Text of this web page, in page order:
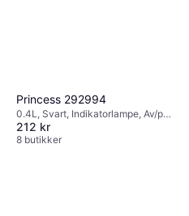
Princess 292994
0.4L, Svart, Indikatorlampe, Av/på-
knapp, Gummifot, Oppvaskvennlig
del, 0.499kg
212 kr
8 butikker